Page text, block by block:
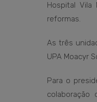
Hospital
reformas.
As três
UPA Moacyr
Para o